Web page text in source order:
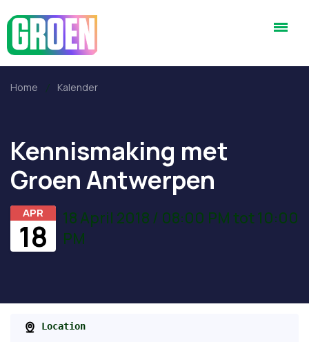
Home Kalender
Kennismaking met
Groen Antwerpen
APR
18
18 April 2018 / 08:00 PM tot 10:00
PM
Location